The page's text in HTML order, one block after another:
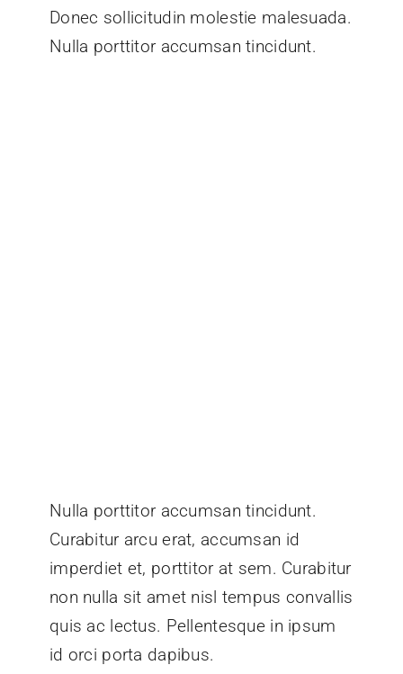
Donec sollicitudin molestie malesuada.
Nulla porttitor accumsan tincidunt.
Donec sollicitudin molestie malesuada.
Nulla porttitor accumsan tincidunt.